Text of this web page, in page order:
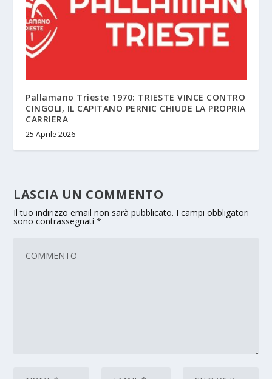
Pallamano Trieste 1970: TRIESTE VINCE CONTRO
CINGOLI, IL CAPITANO PERNIC CHIUDE LA PROPRIA
CARRIERA
25 Aprile 2026
LASCIA UN COMMENTO
Il tuo indirizzo email non sarà pubblicato. I campi obbligatori
sono contrassegnati*